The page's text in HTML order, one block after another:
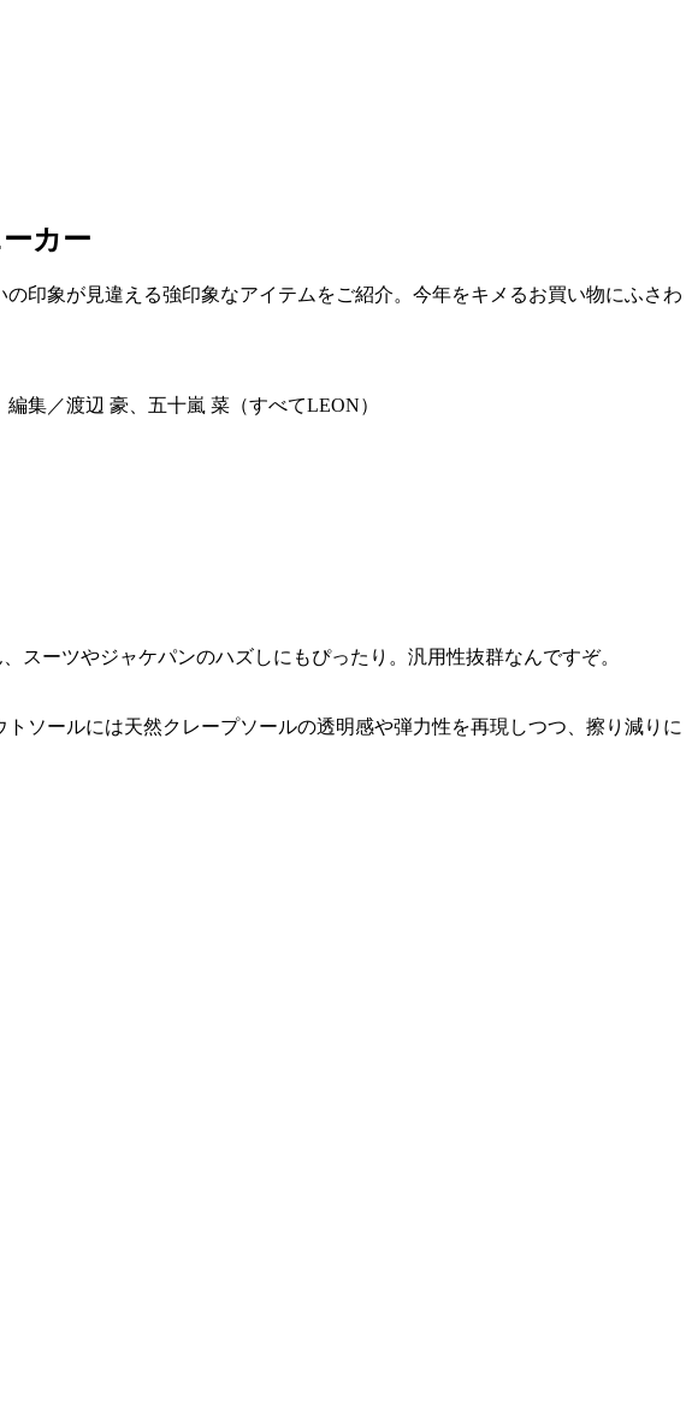
カー
印象が見違える強印象なアイテムをご紹介。今年をキメるお買い物にふさわ
／渡辺 豪、五十嵐 菜（すべてLEON）
ーツやジャケパンのハズしにもぴったり。汎用性抜群なんですぞ。
ソールには天然クレープソールの透明感や弾力性を再現しつつ、擦り減りに